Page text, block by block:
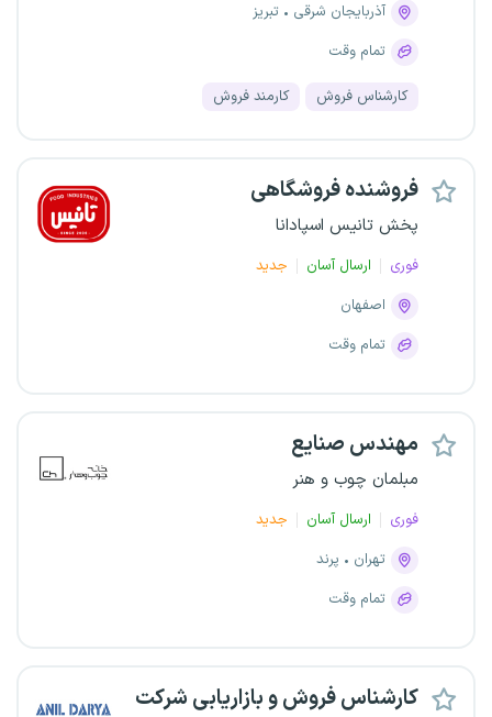
آذربایجان شرقی
تبریز
تمام وقت
کارشناس فروش کارمند فروش
فروشنده فروشگاهی
پخش تانیس اسپادانا
فوری ارسال آسان
جدید
اصفهان
تمام وقت
مهندس صنایع
مبلمان چوب و هنر
فوری ارسال آسان
جدید
تهران
پرند
تمام وقت
کارشناس فروش و بازاریابی شرکت